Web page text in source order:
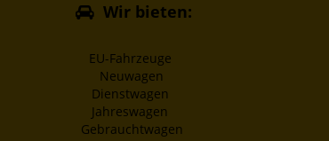
Wir bieten:
EU-Fahrzeuge
Neuwagen
Dienstwagen
Jahreswagen
Gebrauchtwagen